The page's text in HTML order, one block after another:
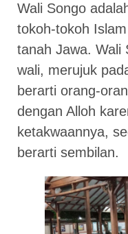
Wali Songo
tokoh-tokoh
tanah Jawa. Wali
wali, merujuk
berarti orang-
dengan Alloh
ketakwaannya,
berarti sembilan.